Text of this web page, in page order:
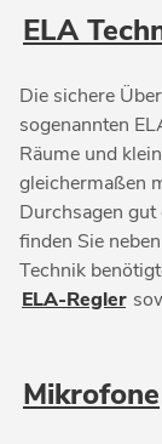
ELA
Die sichere
sogenannten
Räume und
gleichermaßen
Durchsagen
finden Sie
Technik
ELA-Regler
Mikrofone